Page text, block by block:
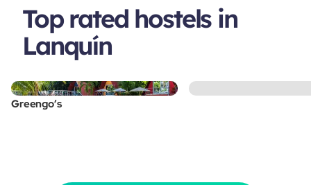
Top rated hostels in
Lanquín
Greengo’s